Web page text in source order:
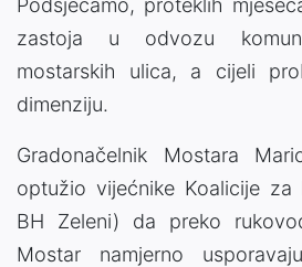
Podsjećamo, proteklih
zastoja u odvozu
mostarskih ulica, a cijeli
dimenziju.
Gradonačelnik Mostara
optužio vijećnike Koalicije za
BH Zeleni) da preko
Mostar namjerno